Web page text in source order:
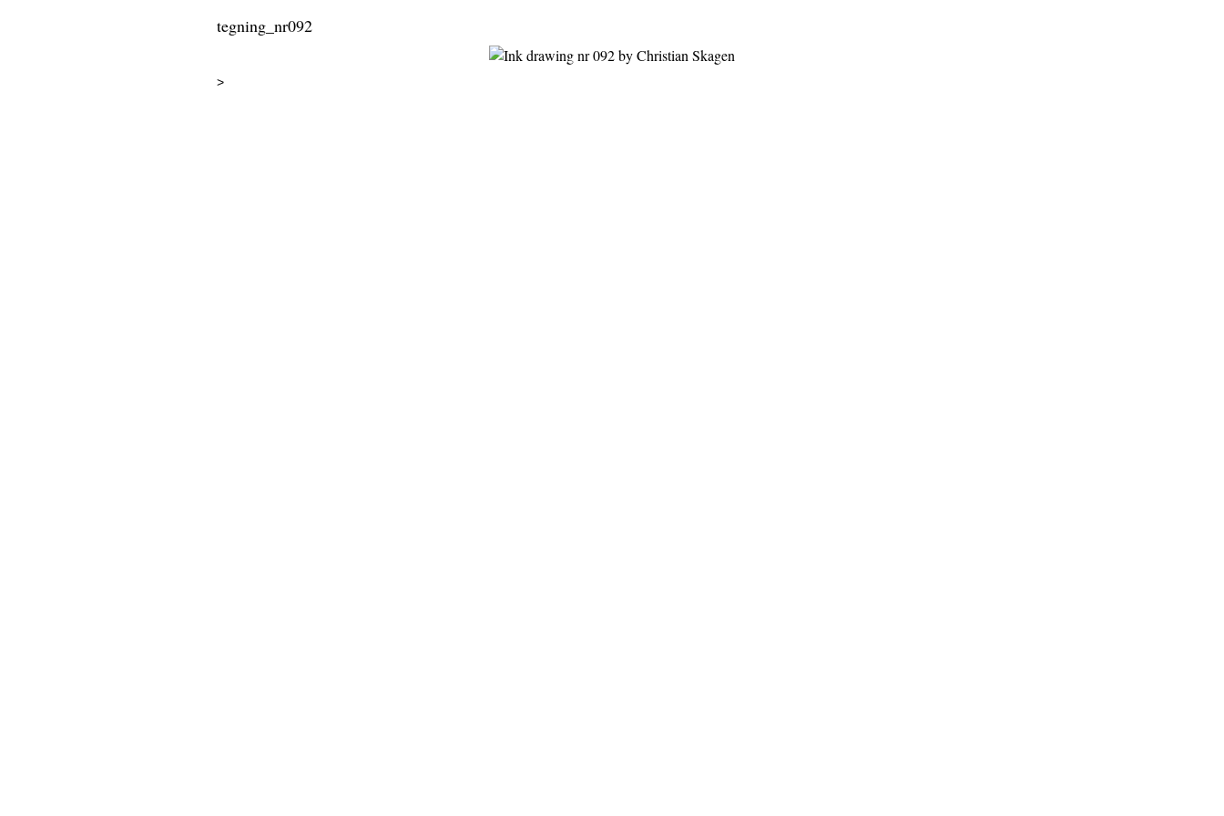
tegning_nr092
>